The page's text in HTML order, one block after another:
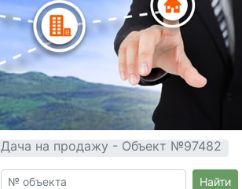
Дача на продажу - Объект №97482
Найти